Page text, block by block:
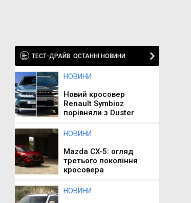
ТЕСТ-ДРАЙВ: ОСТАННІ НОВИНИ
НОВИНИ
Новий кросовер
Renault Symbioz
порівняли з Duster
НОВИНИ
Mazda CX-5: огляд
третього покоління
кросовера
НОВИНИ